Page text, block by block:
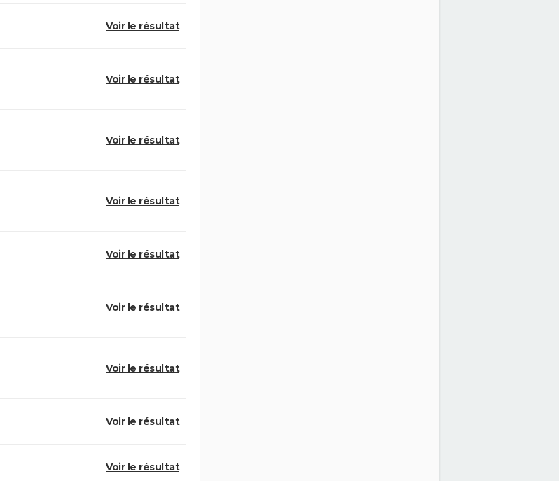
Voir le résultat
Voir le résultat
Voir le résultat
Voir le résultat
Voir le résultat
Voir le résultat
Voir le résultat
Voir le résultat
Voir le résultat